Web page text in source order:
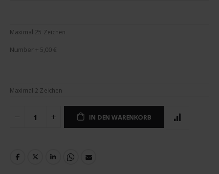
Maximal 25 Zeichen
Number + 5,00 €
Maximal 2 Zeichen
IN DEN WARENKORB